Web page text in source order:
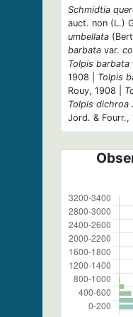
Schmidtia
auct. non (L.)
umbellata
barbata var.
Tolpis barbata
1908 | Tolpis
Rouy, 1908 |
Tolpis dichroa
Jord. & Fourr.,